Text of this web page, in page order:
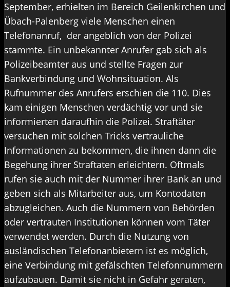
September, erhielten im Bereich Geilenkirchen und
Übach-Palenberg viele Menschen einen
Telefonanruf, der angeblich von der Polizei
stammte. Ein unbekannter Anrufer gab sich als
Polizeibeamter aus und stellte Fragen zur
Bankverbindung und Wohnsituation. Als
Rufnummer des Anrufers erschien die 110. Dies
kam einigen Menschen verdächtig vor und sie
informierten daraufhin die Polizei. Straftäter
versuchen mit solchen Tricks vertrauliche
Informationen zu bekommen, die ihnen dann die
Begehung ihrer Straftaten erleichtern. Oftmals
rufen sie auch mit der Nummer ihrer Bank an und
geben sich als Mitarbeiter aus, um Kontodaten
abzugleichen. Auch die Nummern von Behörden
oder vertrauten Institutionen können vom Täter
verwendet werden. Durch die Nutzung von
ausländischen Telefonanbietern ist es möglich,
eine Verbindung mit gefälschten Telefonnummern
aufzubauen. Damit sie nicht in Gefahr geraten,